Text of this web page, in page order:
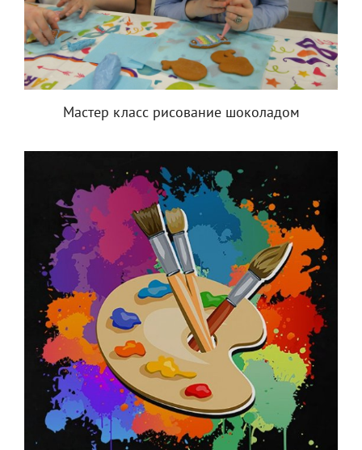
Мастер класс рисование шоколадом